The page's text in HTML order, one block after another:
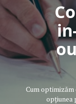
Cum
opțiunea